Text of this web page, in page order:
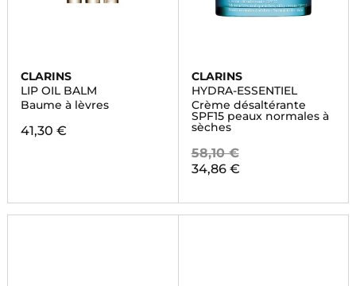
CLARINS
LIP OIL BALM
Baume à lèvres
41,30 €
CLARINS
HYDRA-ESSENTIEL
Crème désaltérante
SPF15 peaux normales à
sèches
58,10 €
34,86 €